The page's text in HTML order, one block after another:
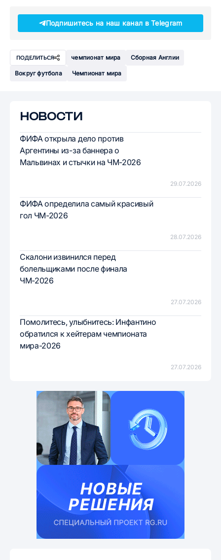
Подпишитесь на наш канал в Telegram
ПОДЕЛИТЬСЯ чемпионат мира Сборная Англии
Вокруг футбола Чемпионат мира
НОВОСТИ
29.07.2026
ФИФА открыла дело против
Аргентины из-за баннера о
Мальвинах и стычки на ЧМ-2026
28.07.2026
ФИФА определила самый красивый
гол ЧМ-2026
27.07.2026
Скалони извинился перед
болельщиками после финала
ЧМ-2026
27.07.2026
Помолитесь, улыбнитесь: Инфантино
обратился к хейтерам чемпионата
мира-2026